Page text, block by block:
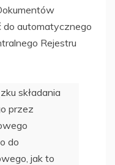
automatycznego
Rejestru
składania
przez
do
jak to